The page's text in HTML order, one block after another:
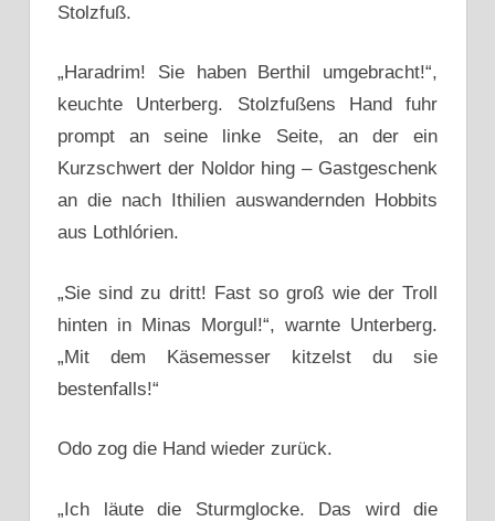
Stolzfuß.
„Haradrim! Sie haben Berthil umgebracht!“,
keuchte Unterberg. Stolzfußens Hand fuhr
prompt an seine linke Seite, an der ein
Kurzschwert der Noldor hing – Gastgeschenk
an die nach Ithilien auswandernden Hobbits
aus Lothlórien.
„Sie sind zu dritt! Fast so groß wie der Troll
hinten in Minas Morgul!“, warnte Unterberg.
„Mit dem Käsemesser kitzelst du sie
bestenfalls!“
Odo zog die Hand wieder zurück.
„Ich läute die Sturmglocke. Das wird die